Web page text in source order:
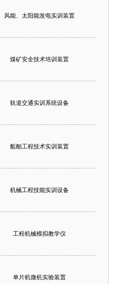
风能、太阳能发电实训装置
煤矿安全技术培训装置
轨道交通实训系统设备
船舶工程技术实训装置
机械工程技能实训设备
工程机械模拟教学仪
单片机微机实验装置